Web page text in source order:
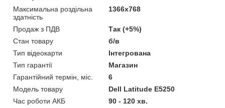
Максимальна роздільна
здатність
1366x768
Продаж з ПДВ
Так (+5%)
Стан товару
б/в
Тип відеокарти
Інтегрована
Тип гарантії
Магазин
Гарантійний термін, міс.
6
Модель товару
Dell Latitude E5250
Час роботи АКБ
90 - 120 хв.